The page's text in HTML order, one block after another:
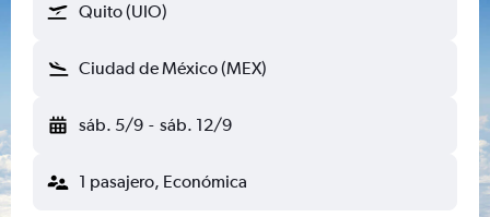
Quito (UIO)
Ciudad de México (MEX)
sáb. 5/9 - sáb. 12/9
1 pasajero, Económica